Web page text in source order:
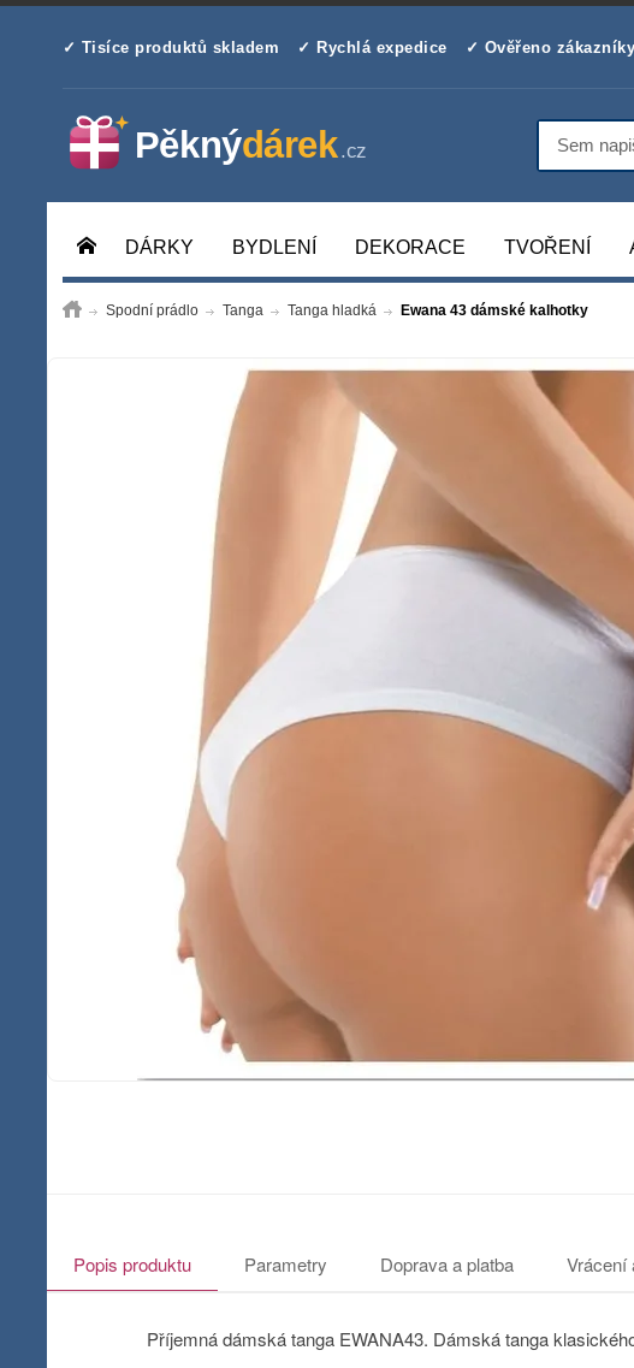
✓ Tisíce produktů skladem ✓ Rychlá expedice ✓ Ověřeno zákazníky
DÁRKY BYDLENÍ DEKORACE TVOŘENÍ
Spodní prádlo Tanga Tanga hladká Ewana 43 dámské kalhotky
Popis produktu Parametry Doprava a platba Vrácení
Příjemná dámská tanga EWANA43. Dámská tanga